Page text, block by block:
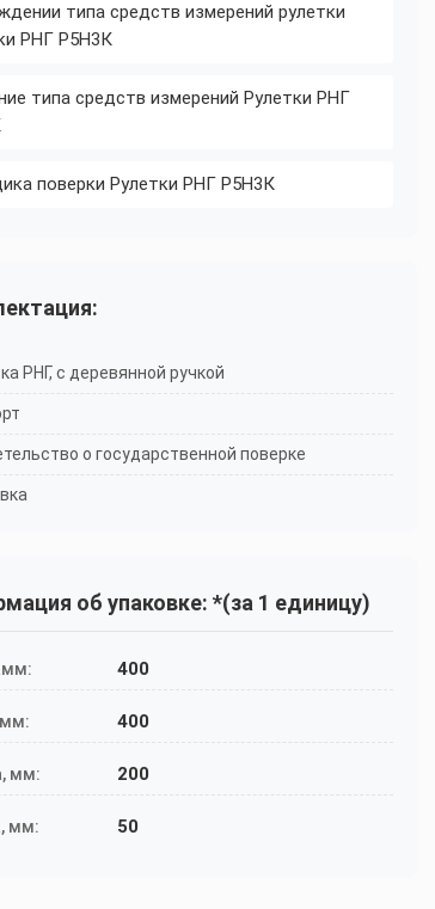
типа средств измерений рулетки
РНГ Р5Н3К
типа средств измерений Рулетки РНГ
поверки Рулетки РНГ Р5Н3К
РНГ, с деревянной ручкой
о государственной поверке
об упаковке: *(за 1 единицу)
400
400
мм: 200
мм: 50